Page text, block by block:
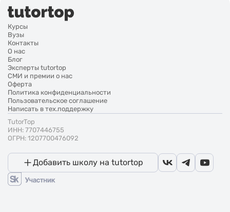
Курсы
Вузы
Контакты
О нас
Блог
Эксперты tutortop
СМИ и премии о нас
Оферта
Политика конфиденциальности
Пользовательское соглашение
Написать в тех.поддержку
TutorTop
ИНН: 7707446755
ОГРН: 1207700476092
Добавить школу на tutortop